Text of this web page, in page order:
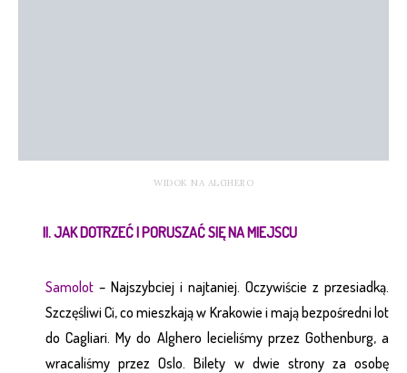
WIDOK NA ALGHERO
II. JAK DOTRZEĆ I PORUSZAĆ SIĘ NA MIEJSCU
Samolot – Najszybciej i najtaniej. Oczywiście z przesiadką.
Szczęśliwi Ci, co mieszkają w Krakowie i mają bezpośredni lot
do Cagliari. My do Alghero lecieliśmy przez Gothenburg, a
wracaliśmy przez Oslo. Bilety w dwie strony za osobę